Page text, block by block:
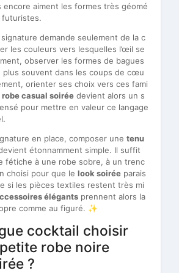
encore aiment les formes très géomé
demande seulement de la c
les couleurs vers lesquelles l’œil se
observer les formes de bagues
plus souvent dans les coups de cœu
orienter ses choix vers ces fami
robe casual soirée devient alors un s
pour mettre en valeur ce langage
en place, composer une tenu
étonnamment simple. Il suffit
fétiche à une robe sobre, à un trenc
choisi pour que le look soirée parais
si les pièces textiles restent très mi
élégants prennent alors la
comme au figuré. ✨
cocktail choisir
robe noire
?